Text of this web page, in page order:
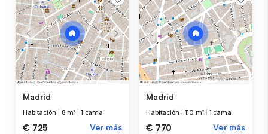
Madrid
Habitación 8 m² 1 cama
€ 725 Ver más
Madrid
Habitación 110 m² 1 cama
€ 770 Ver más